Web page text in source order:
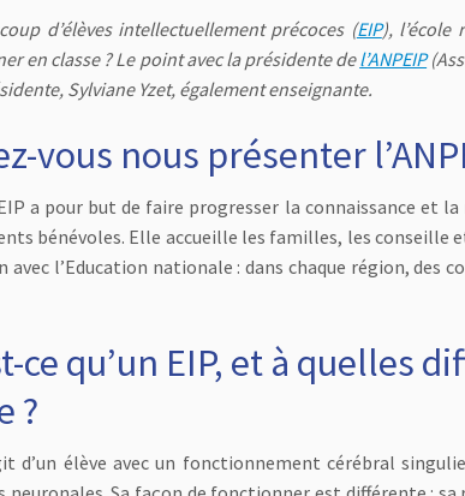
d’élèves intellectuellement précoces (EIP), l’école
en classe ? Le point avec la présidente del’ANPEIP
Sylviane Yzet, également enseignante.
vous nous présenter
a pour but de faire progresser la connaissance et
bénévoles. Elle accueille les familles, les
avec l’Education nationale : dans chaque région,
ce qu’un EIP, et à quelles
?
d’un élève avec un fonctionnement cérébral